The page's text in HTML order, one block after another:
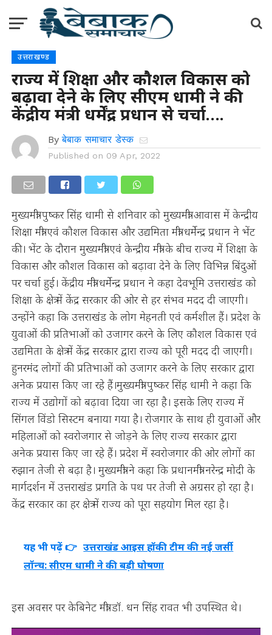
उत्तराखण्ड
राज्य में शिक्षा और कौशल विकास को
बढ़ावा देने के लिए सीएम धामी ने की
केंद्रीय मंत्री धर्मेंद्र प्रधान से चर्चा….
By बेबाक समाचार डेस्क
Published on 09 Apr, 2022
मुख्यमंत्री पुष्कर सिंह धामी से शनिवार को मुख्यमंत्री आवास में केन्द्रीय
शिक्षा मंत्री एवं कौशल विकास और उद्यमिता मंत्री धर्मेन्द्र प्रधान ने भेंट
की। भेंट के दौरान मुख्यमंत्री एवं केन्द्रीय मंत्री के बीच राज्य में शिक्षा के
विकास और कौशल विकास को बढ़ावा देने के लिए विभिन्न बिंदुओं
पर चर्चा हुई। केंद्रीय मंत्री धर्मेन्द्र प्रधान ने कहा देवभूमि उत्तराखंड को
शिक्षा के क्षेत्र में केंद्र सरकार की ओर से हर संभव मदद दी जाएगी।
उन्होंने कहा कि उत्तराखंड के लोग मेहनती एवं कर्मशील हैं। प्रदेश के
युवाओं की प्रतिभाओं को उजागर करने के लिए कौशल विकास एवं
उद्यमिता के क्षेत्र में केंद्र सरकार द्वारा राज्य को पूरी मदद दी जाएगी।
हुनरमंद लोगों की प्रतिभाओं को उजागर करने के लिए सरकार द्वारा
अनेक प्रयास किए जा रहे हैं।मुख्यमंत्री पुष्कर सिंह धामी ने कहा कि
राज्य में उद्योगों को बढ़ावा दिया जा रहा है। इसके लिए राज्य में
सिंगल विंडो सिस्टम बनाया गया है। रोजगार के साथ ही युवाओं और
महिलाओं को स्वरोजगार से जोड़ने के लिए राज्य सरकार द्वारा
अनेक प्रयास किए जा रहे हैं। प्रदेश में स्वरोजगार की ओर लोगों का
रुझान तेजी से बढ़ा है। मुख्यमंत्री ने कहा कि प्रधानमंत्री नरेन्द्र मोदी के
मार्गदर्शन में उत्तराखंड प्रगति के पथ पर तेजी से अग्रसर हो रहा है।
केंद्र सरकार का हर क्षेत्र में राज्य को पूरा सहयोग मिल रहा है।
यह भी पढ़ें 👉 उत्तराखंड आइस हॉकी टीम की नई जर्सी
लॉन्च: सीएम धामी ने की बड़ी घोषणा
इस अवसर पर केबिनेट मंत्री डॉ. धन सिंह रावत भी उपस्थित थे।